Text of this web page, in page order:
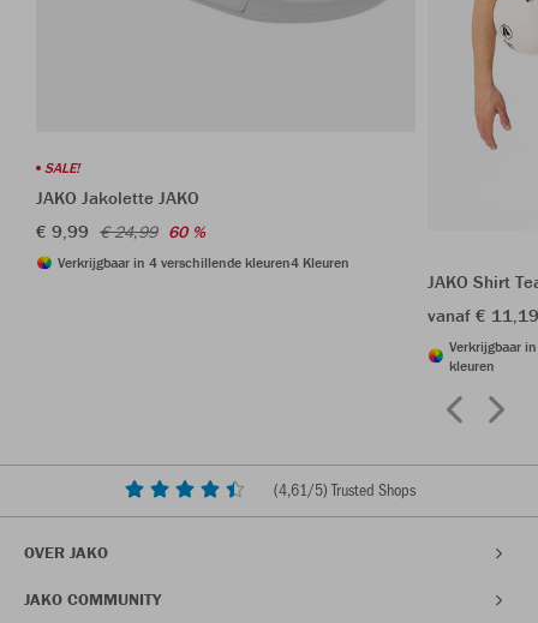
SALE!
JAKO Jakolette JAKO
€ 9,99 € 24,99 60 %
Verkrijgbaar in 4 verschillende kleuren4 Kleuren
JAKO Shirt
vanaf €
Verkrijgbaar
kleuren
(4,61/5) Trusted Shops
OVER JAKO
JAKO COMMUNITY